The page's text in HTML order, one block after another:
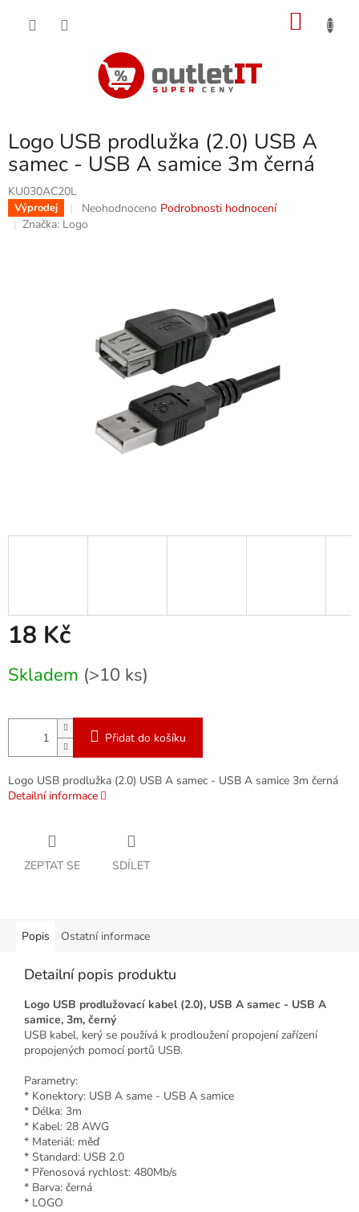
Logo USB prodlužka (2.0) USB A
samec - USB A samice 3m černá
KU030AC20L
Výprodej
Průměrné
hodnocení
Neohodnoceno Podrobnosti hodnocení
Značka: Logo
18 Kč
cena:
Skladem (>10 ks)
Přidat do košíku
Logo USB prodlužka (2.0) USB A samec - USB A samice 3m černá
Detailní informace
ZEPTAT SE SDÍLET
Popis Ostatní informace
Detailní popis produktu
Logo USB prodlužovací kabel (2.0), USB A samec - USB A
samice, 3m, černý
USB kabel, kerý se používá k prodloužení propojení zařízení
propojených pomocí portů USB.
Parametry:
* Konektory: USB A same - USB A samice
* Délka: 3m
* Kabel: 28 AWG
* Materiál: měď
* Standard: USB 2.0
* Přenosová rychlost: 480Mb/s
* Barva: černá
* LOGO